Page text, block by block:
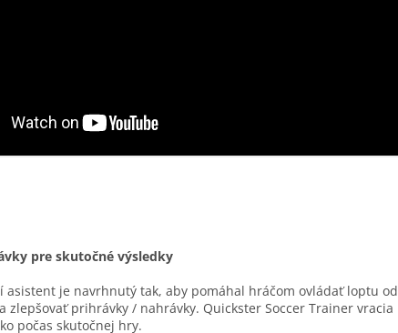
pre skutočné výsledky
asistent je navrhnutý tak, aby pomáhal hráčom ovládať loptu od
zlepšovať prihrávky / nahrávky. Quickster Soccer Trainer vracia
počas skutočnej hry.